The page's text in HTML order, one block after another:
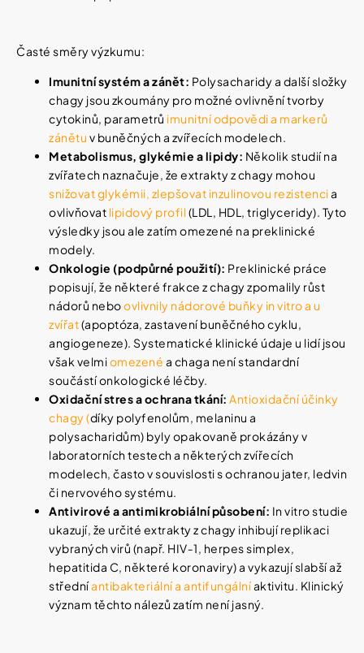
Časté směry výzkumu:
Imunitní systém a zánět: Polysacharidy a další složky
chagy jsou zkoumány pro možné ovlivnění tvorby
cytokinů, parametrů imunitní odpovědia markerů
zánětu v buněčných a zvířecích modelech.
Metabolismus, glykémie a lipidy: Několik studií na
zvířatech naznačuje, že extrakty z chagy mohou
snižovat glykémii, zlepšovat inzulinovou rezistencia
ovlivňovat lipidový profil(LDL, HDL, triglyceridy). Tyto
výsledky jsou ale zatím omezené na preklinické
modely.
Onkologie (podpůrné použití): Preklinické práce
popisují, že některé frakce z chagy zpomalily růst
nádorů neboovlivnily nádorové buňky in vitro a u
zvířat(apoptóza, zastavení buněčného cyklu,
angiogeneze). Systematické klinické údaje u lidí jsou
však velmiomezené a chaga není standardní
součástí onkologické léčby.
Oxidační stres a ochrana tkání: Antioxidační účinky
chagy(díky polyfenolům, melaninu a
polysacharidům) byly opakovaně prokázány v
laboratorních testech a některých zvířecích
modelech, často v souvislosti s ochranou jater, ledvin
či nervového systému.
Antivirové a antimikrobiální působení: In vitro studie
ukazují, že určité extrakty z chagy inhibují replikaci
vybraných virů (např. HIV‑1, herpes simplex,
hepatitida C, některé koronaviry) a vykazují slabší až
středníantibakteriální a antifungálníaktivitu. Klinický
význam těchto nálezů zatím není jasný.